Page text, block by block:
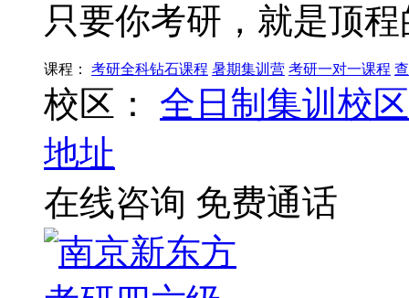
只要你考研，就是顶
课程： 考研全科钻石课程 暑期集训营 考研一对一课程
校区：
全日制集训校区
地址
在线咨询 免费通话